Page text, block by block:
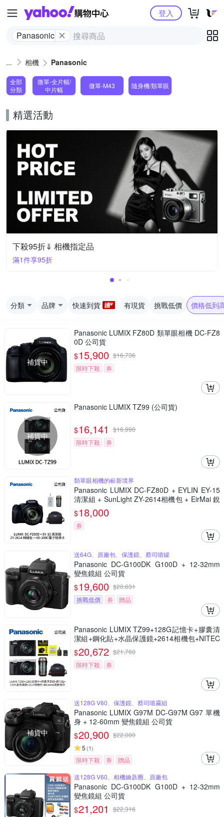
Yahoo購物中心
Panasonic
登入
相機 Panasonic
全部
分類
微單-全片幅/
中片幅
微單-M43 隨身機/類單眼
精選活動
下殺95折⇓ 相機指定品
滿1件享95折
分類 品牌 快速到貨 有現貨 挑戰低價 價格低到
補貨中
Panasonic LUMIX FZ80D 類單眼相機 DC-FZ8
0D 公司貨
$15,900 $16,736
限時下殺
券
補貨中
Panasonic LUMIX TZ99 (公司貨)
$16,141 $16,990
限時下殺
券
類單眼相機的嶄新境界
Panasonic LUMIX DC-FZ80D + EYLIN EY-15
清潔組 + SunLight ZY-2614相機包 + EirMai 銳
瑪 HD-100C電子除濕卡 FZ80D (公司貨)
$18,000
券
送64G、原廠包、保護鏡、蔡司噴罐
Panasonic DC-G100DK G100D + 12-32mm
變焦鏡組 公司貨
$19,600 $20,631
挑戰低價
券 贈品
Panasonic LUMIX TZ99+128G記憶卡+膠囊清
潔組+鋼化貼+水晶保護鏡+2614相機包+NITEC
ORE BB nano 迷你電動氣吹(公司貨)
$20,672 $21,760
限時下殺
券
補貨中
送128G V60、保護鏡、蔡司噴霧組
Panasonic LUMIX G97M DC-G97M G97 單機
身 + 12-60mm 變焦鏡組 公司貨
$20,900 $22,000
5 (1)
限時下殺 券
贈品
送128G V60、相機鑰匙圈、原廠包
Panasonic DC-G100DK G100D + 12-32mm
變焦鏡組 公司貨
$21,201 $22,316